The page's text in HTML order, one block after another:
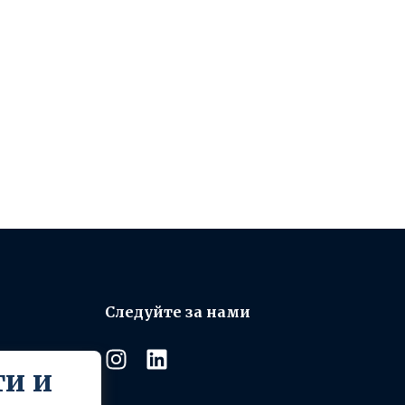
Следуйте за нами
и